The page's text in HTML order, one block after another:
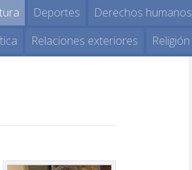
Deportes Derechos humanos
Relaciones exteriores Religión